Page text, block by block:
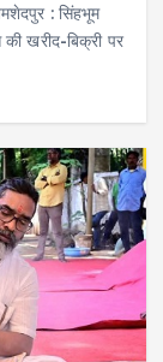
: सिंहभूम
खरीद-बिक्री पर